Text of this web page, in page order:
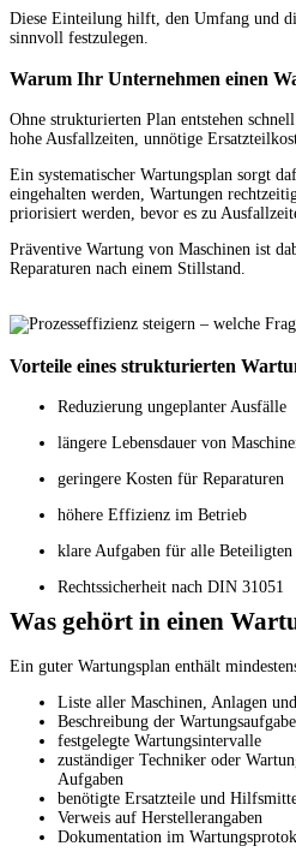
Diese Einteilung hilft, den Umfang und
sinnvoll festzulegen.
Warum Ihr Unternehmen einen
Ohne strukturierten Plan entstehen
hohe Ausfallzeiten, unnötige
Ein systematischer Wartungsplan sorgt
eingehalten werden, Wartungen
priorisiert werden, bevor es zu
Präventive Wartung von Maschinen ist
Reparaturen nach einem Stillstand.
Vorteile eines strukturierten
Reduzierung ungeplanter Ausfälle
längere Lebensdauer von
geringere Kosten für Reparaturen
höhere Effizienz im Betrieb
klare Aufgaben für alle Beteiligten
Rechtssicherheit nach DIN 31051
Was gehört in einen
Ein guter Wartungsplan enthält
Liste aller Maschinen, Anlagen
Beschreibung der
festgelegte Wartungsintervalle
zuständiger Techniker oder
Aufgaben
benötigte Ersatzteile und
Verweis auf Herstellerangaben
Dokumentation im